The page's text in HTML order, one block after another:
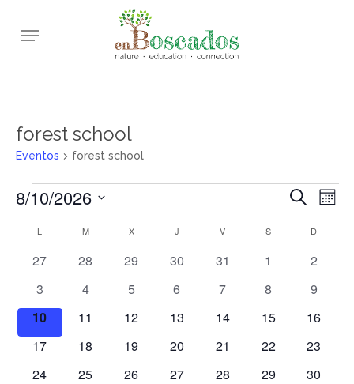
Menu
forest school
Eventos forest school
Eventos
vistas
de
Buscar
Mes
8/10/2026
fecha.
Calendario
de
Eventos
L M XMIÉRCOLES
J V S D
0
27
0
28
0
29
0
30
0
31
0
1
0
2
0
eventos
3
0
4
0
5
0
6
0
7
0
8
0
9
0
eventos
10
0
11
0
12
0
13
0
14
0
15
0
16
0
17
0
18
0
19
0
20
0
21
0
22
0
23
0
24
0
25
0
26
0
27
0
28
0
29
0
30